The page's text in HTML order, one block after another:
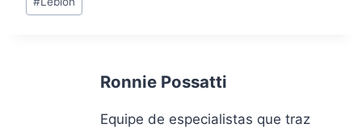
do
Ronnie Possatti
Equipe de especialistas que traz